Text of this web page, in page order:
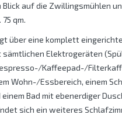
auf die Zwillingsmühlen
qm.
über eine komplett
sämtlichen Elektrogeräten
Kaffeepad-/
Wohn-/Essbereich, einem
Bad mit ebenerdiger
sich ein weiteres